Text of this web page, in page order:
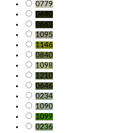
0779
0440
0663
1095
1146
0840
1098
1210
0646
0234
1090
1099
0236